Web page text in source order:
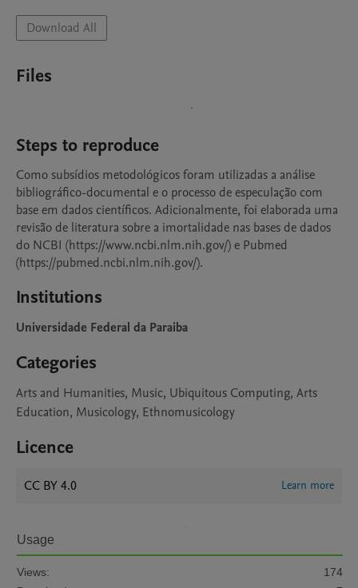
Download All
Files
Steps to reproduce
Como subsídios metodológicos foram utilizadas a análise
bibliográfico-documental e o processo de especulação com
base em dados científicos. Adicionalmente, foi elaborada uma
revisão de literatura sobre a imortalidade nas bases de dados
do NCBI (https://www.ncbi.nlm.nih.gov/) e Pubmed
(https://pubmed.ncbi.nlm.nih.gov/).
Institutions
Universidade Federal da Paraiba
Categories
Arts and Humanities, Music, Ubiquitous Computing, Arts
Education, Musicology, Ethnomusicology
Licence
CC BY 4.0 Learn more
Usage
Views:
174